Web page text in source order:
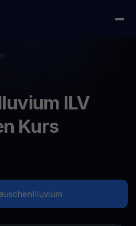
ILV
Kurs
Illuvium